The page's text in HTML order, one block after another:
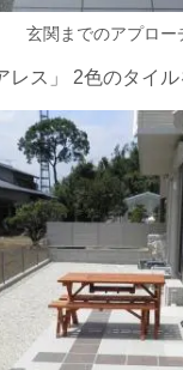
玄関までのアプロー
レス」 2色のタイ